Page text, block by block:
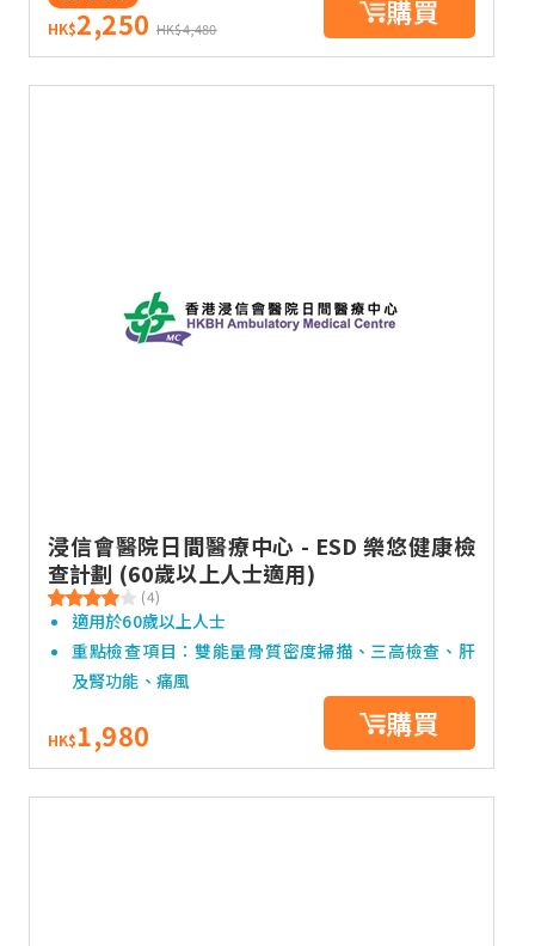
HK$2,250 HK$4,480 購買
浸信會醫院日間醫療中心 - ESD 樂悠健康檢
查計劃 (60歲以上人士適用)
(4)
適用於60歲以上人士
重點檢查項目：雙能量骨質密度掃描、三高檢查、肝
及腎功能、痛風
HK$1,980 購買